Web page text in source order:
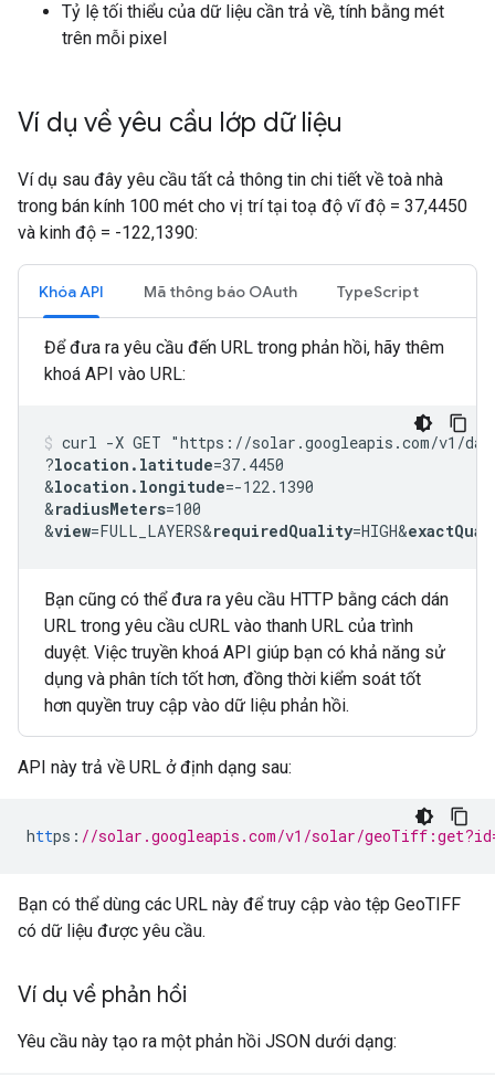
Tỷ lệ tối thiểu của dữ liệu cần trả về, tính bằng mét
trên mỗi pixel
Ví dụ về yêu cầu lớp dữ liệu
Ví dụ sau đây yêu cầu tất cả thông tin chi tiết về toà nhà
trong bán kính 100 mét cho vị trí tại toạ độ vĩ độ = 37,4450
và kinh độ = -122,1390:
Khóa API Mã thông báo OAuth TypeScript
Để đưa ra yêu cầu đến URL trong phản hồi, hãy thêm
khoá API vào URL:
curl -X GET "https://solar.googleapis.com/v1/
?location.latitude=37.4450
&location.longitude=-122.1390
&radiusMeters=100
&view=FULL_LAYERS&requiredQuality=HIGH&
Bạn cũng có thể đưa ra yêu cầu HTTP bằng cách dán
URL trong yêu cầu cURL vào thanh URL của trình
duyệt. Việc truyền khoá API giúp bạn có khả năng sử
dụng và phân tích tốt hơn, đồng thời kiểm soát tốt
hơn quyền truy cập vào dữ liệu phản hồi.
API này trả về URL ở định dạng sau:
https : //solar.googleapis.com/v1/solar/
Bạn có thể dùng các URL này để truy cập vào tệp GeoTIFF
có dữ liệu được yêu cầu.
Ví dụ về phản hồi
Yêu cầu này tạo ra một phản hồi JSON dưới dạng: